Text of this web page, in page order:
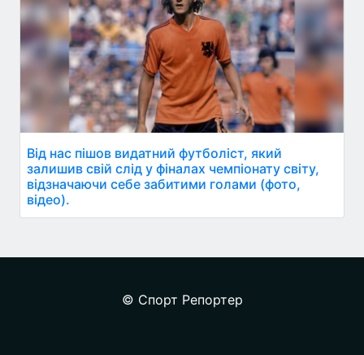
Від нас пішов видатний футболіст, який
залишив свій слід у фіналах чемпіонату світу,
відзначаючи себе забитими голами (фото,
відео).
© Спорт Репортер